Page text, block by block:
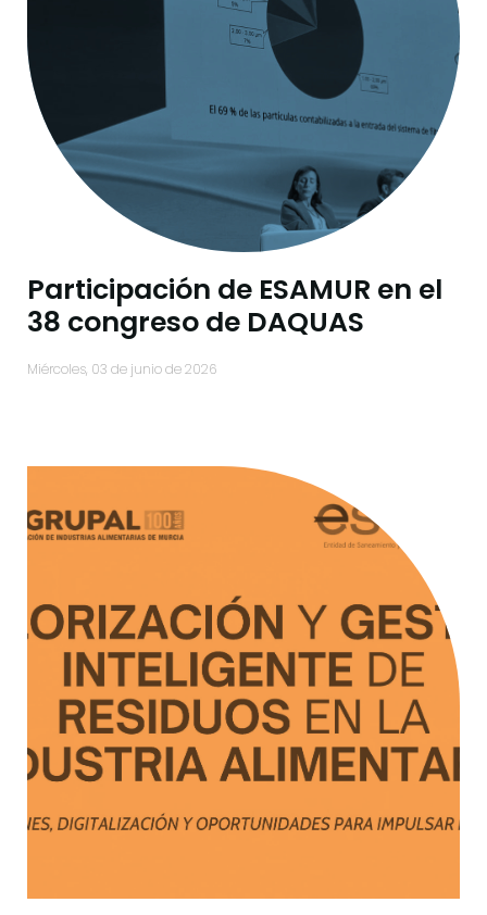
Participación de ESAMUR en el
38 congreso de DAQUAS
miércoles, 03 de junio de 2026